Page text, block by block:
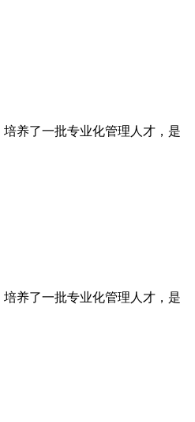
养了一批专业化管理人才，是
养了一批专业化管理人才，是